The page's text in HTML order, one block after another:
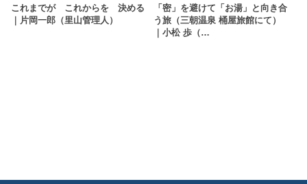
これまでが これからを 決める
｜片岡一郎（里山管理人）
「密」を避けて「お湯」と向き合
う旅（三朝温泉 桶屋旅館にて）
｜小松 歩（…